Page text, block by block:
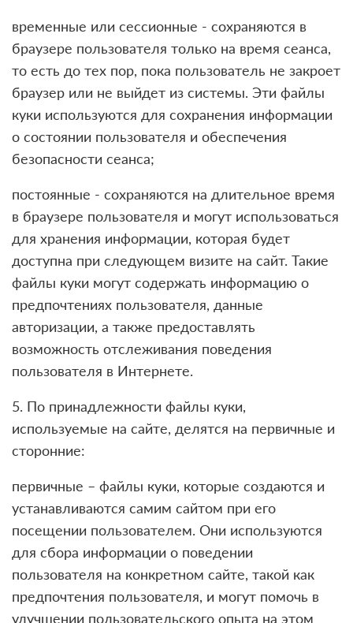
временные или сессионные - сохраняются в
браузере пользователя только на время сеанса,
то есть до тех пор, пока пользователь не закроет
браузер или не выйдет из системы. Эти файлы
куки используются для сохранения информации
о состоянии пользователя и обеспечения
безопасности сеанса;
постоянные - сохраняются на длительное время
в браузере пользователя и могут использоваться
для хранения информации, которая будет
доступна при следующем визите на сайт. Такие
файлы куки могут содержать информацию о
предпочтениях пользователя, данные
авторизации, а также предоставлять
возможность отслеживания поведения
пользователя в Интернете.
5. По принадлежности файлы куки,
используемые на сайте, делятся на первичные и
сторонние:
первичные – файлы куки, которые создаются и
устанавливаются самим сайтом при его
посещении пользователем. Они используются
для сбора информации о поведении
пользователя на конкретном сайте, такой как
предпочтения пользователя, и могут помочь в
улучшении пользовательского опыта на этом